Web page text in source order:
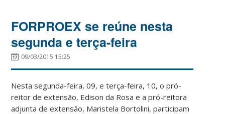
FORPROEX se reúne nesta
segunda e terça-feira
09/03/2015 15:25
Nesta segunda-feira, 09, e terça-feira, 10, o pró-
reitor de extensão, Edison da Rosa e a pró-reitora
adjunta de extensão, Maristela Bortolini, participam